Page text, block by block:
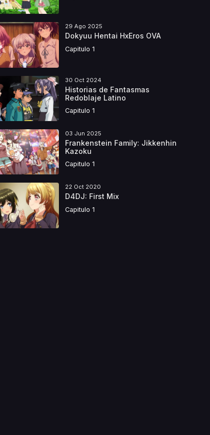
29 Ago 2025
Dokyuu Hentai HxEros OVA
Capitulo 1
30 Oct 2024
Historias de Fantasmas
Redoblaje Latino
Capitulo 1
03 Jun 2025
Frankenstein Family: Jikkenhin
Kazoku
Capitulo 1
22 Oct 2020
D4DJ: First Mix
Capitulo 1